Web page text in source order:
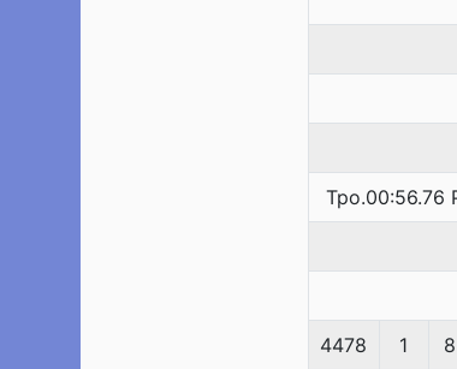
Tpo.00:56.76
4478 1 8